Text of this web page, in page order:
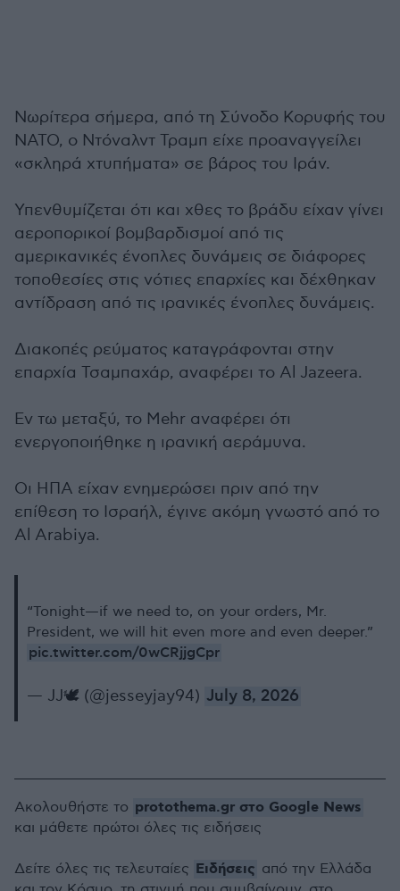
Νωρίτερα σήμερα, από τη Σύνοδο Κορυφής του
ΝΑΤΟ, ο Ντόναλντ Τραμπ είχε προαναγγείλει
«σκληρά χτυπήματα» σε βάρος του Ιράν.
Υπενθυμίζεται ότι και χθες το βράδυ είχαν γίνει
αεροπορικοί βομβαρδισμοί από τις
αμερικανικές ένοπλες δυνάμεις σε διάφορες
τοποθεσίες στις νότιες επαρχίες και δέχθηκαν
αντίδραση από τις ιρανικές ένοπλες δυνάμεις.
Διακοπές ρεύματος καταγράφονται στην
επαρχία Τσαμπαχάρ, αναφέρει το Al Jazeera.
Εν τω μεταξύ, το Mehr αναφέρει ότι
ενεργοποιήθηκε η ιρανική αεράμυνα.
Οι ΗΠΑ είχαν ενημερώσει πριν από την
επίθεση το Ισραήλ, έγινε ακόμη γνωστό από το
Al Arabiya.
“Tonight—if we need to, on your orders, Mr.
President, we will hit even more and even deeper.”
pic.twitter.com/0wCRjjgCpr
— JJ🕊️ (@jesseyjay94) July 8, 2026
Ακολουθήστε το protothema.gr στο Google News
και μάθετε πρώτοι όλες τις ειδήσεις
Δείτε όλες τις τελευταίες Ειδήσεις από την Ελλάδα